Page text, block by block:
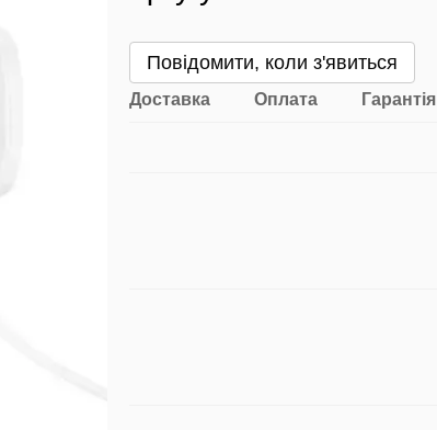
Повідомити, коли з'явиться
Доставка Оплата Гарантія